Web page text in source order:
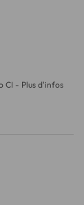
CI - Plus d'infos